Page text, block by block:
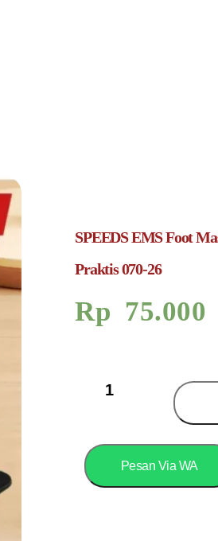
SPEEDS EMS Foot
Praktis 070-26
Rp 75.000
Alat
Elektrik
Pijat
Praktis
Pesan Via WA